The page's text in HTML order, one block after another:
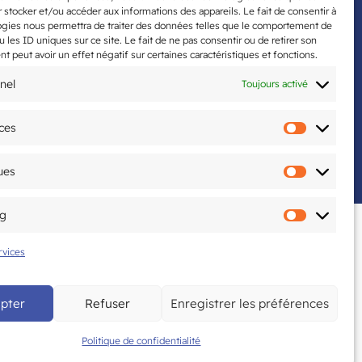
stocker et/ou accéder aux informations des appareils. Le fait de consentir à
nous permettra de traiter des données telles que le comportement de
les ID uniques sur ce site. Le fait de ne pas consentir ou de retirer son
peut avoir un effet négatif sur certaines caractéristiques et fonctions.
Toujours activé
Refuser Enregistrer les préférences
Politique de confidentialité
5ème édition du Tournoi National organisé
par le CAM Tennis de Table les 20 & 21 juin
légales Politique de confidentialité